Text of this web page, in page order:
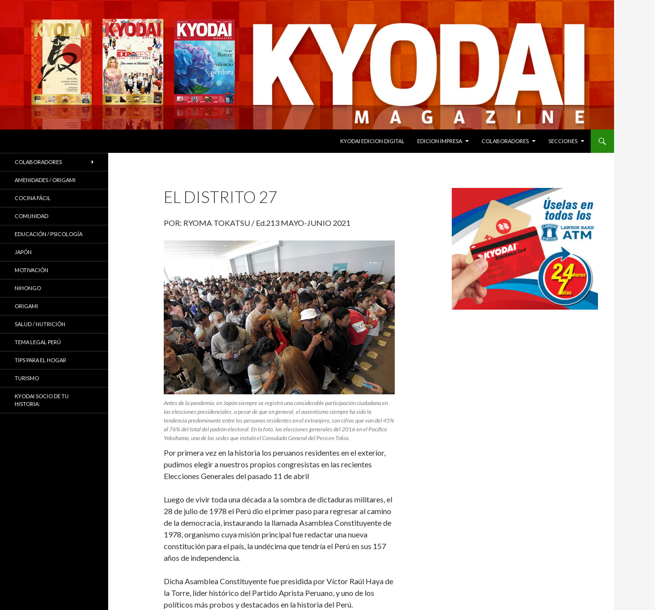
KYODAI EDICION DIGITAL
EDICION IMPRESA COLABORADORES SECCIONES
EL DISTRITO 27
POR: RYOMA TOKATSU / Ed.213 MAYO-JUNIO 2021
Antes de la pandemia, en Japón siempre se registró una considerable participación ciudadana en
las elecciones presidenciales, a pesar de que en general, el ausentismo siempre ha sido la
tendencia predominante entre los peruanos residentes en el extranjero, con cifras que van del 45%
al 76% del total del padrón electoral. En la foto, las elecciones generales del 2016 en el Pacifico
Yokohama, una de las sedes que instaló el Consulado General del Perú en Tokio.
Por primera vez en la historia los peruanos residentes en el exterior,
pudimos elegir a nuestros propios congresistas en las recientes
Elecciones Generales del pasado 11 de abril
Luego de vivir toda una década a la sombra de dictaduras militares, el
28 de julio de 1978 el Perú dio el primer paso para regresar al camino
de la democracia, instaurando la llamada Asamblea Constituyente de
1978, organismo cuya misión principal fue redactar una nueva
constitución para el país, la undécima que tendría el Perú en sus 157
años de independencia.
Dicha Asamblea Constituyente fue presidida por Víctor Raúl Haya de
la Torre, líder histórico del Partido Aprista Peruano, y uno de los
políticos más probos y destacados en la historia del Perú.
COLABORADORES
AMENIDADES / ORIGAMI
COCINA FÁCIL
COMUNIDAD
EDUCACIÓN / PSICOLOGÍA
JAPÓN
MOTIVACIÓN
NIHONGO
ORIGAMI
SALUD / NUTRICIÓN
TEMA LEGAL PERÚ
TIPS PARA EL HOGAR
TURISMO
KYODAI SOCIO DE TU
HISTORIA: